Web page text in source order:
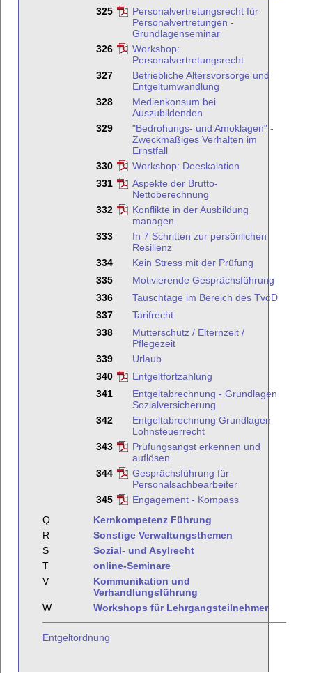
325
Personalvertretungsrecht für
Personalvertretungen -
Grundlagenseminar
326
Workshop:
Personalvertretungsrecht
327
Betriebliche Altersvorsorge und
Entgeltumwandlung
328
Medienkonsum bei
Auszubildenden
329
"Bedrohungs- und Amoklagen" -
Zweckmäßiges Verhalten im
Ernstfall
330
Workshop: Deeskalation
331
Aspekte der Brutto-
Nettoberechnung
332
Konflikte in der Ausbildung
managen
333
In 7 Schritten zur persönlichen
Resilienz
334
Kein Stress mit der Prüfung
335
Motivierende Gesprächsführung
336
Tauschtage im Bereich des TvöD
337
Tarifrecht
338
Mutterschutz / Elternzeit /
Pflegezeit
339
Urlaub
340
Entgeltfortzahlung
341
Entgeltabrechnung - Grundlagen
Sozialversicherung
342
Entgeltabrechnung Grundlagen
Lohnsteuerrecht
343
Prüfungsangst erkennen und
auflösen
344
Gesprächsführung für
Personalsachbearbeiter
345
Engagement - Kompass
Q
Kernkompetenz Führung
R
Sonstige Verwaltungsthemen
S
Sozial- und Asylrecht
T
online-Seminare
V
Kommunikation und
Verhandlungsführung
W
Workshops für Lehrgangsteilnehmer
Entgeltordnung